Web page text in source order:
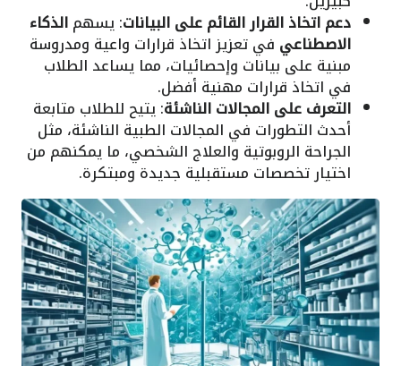
دعم اتخاذ القرار القائم على البيانات: يسهمالذكاء
الاصطناعي في تعزيز اتخاذ قرارات واعية ومدروسة
مبنية على بيانات وإحصائيات، مما يساعد الطلاب
في اتخاذ قرارات مهنية أفضل.
التعرف على المجالات الناشئة: يتيح للطلاب متابعة
أحدث التطورات في المجالات الطبية الناشئة، مثل
الجراحة الروبوتية والعلاج الشخصي، ما يمكنهم من
اختيار تخصصات مستقبلية جديدة ومبتكرة.